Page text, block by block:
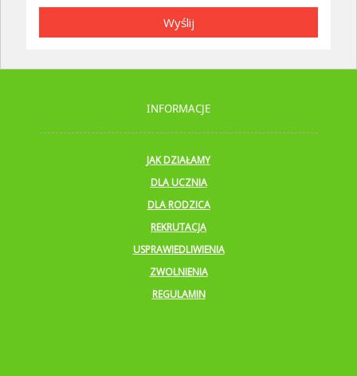
Wyślij
INFORMACJE
JAK DZIAŁAMY
DLA UCZNIA
DLA RODZICA
REKRUTACJA
USPRAWIEDLIWIENIA
ZWOLNIENIA
REGULAMIN